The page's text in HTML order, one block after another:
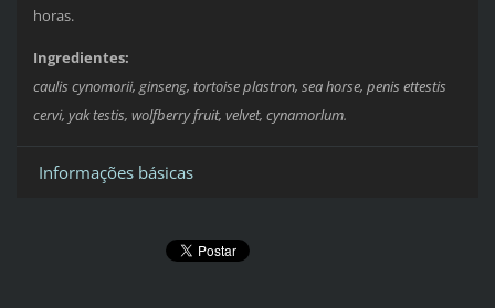
horas.
Ingredientes:
caulis cynomorii, ginseng, tortoise plastron, sea horse, penis ettestis
cervi, yak testis, wolfberry fruit, velvet, cynamorlum.
Informações básicas